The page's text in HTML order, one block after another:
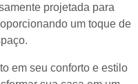
projetada para
um toque de
em seu conforto e estilo